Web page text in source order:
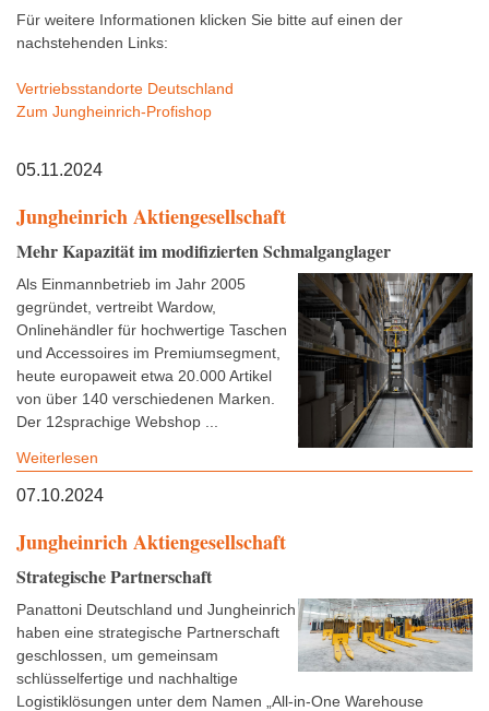
Für weitere Informationen klicken Sie bitte auf einen der
nachstehenden Links:
Vertriebsstandorte Deutschland
Zum Jungheinrich-Profishop
05.11.2024
Jungheinrich Aktiengesellschaft
Mehr Kapazität im modifizierten Schmalganglager
Als Einmannbetrieb im Jahr 2005
gegründet, vertreibt Wardow,
Onlinehändler für hochwertige Taschen
und Accessoires im Premiumsegment,
heute europaweit etwa 20.000 Artikel
von über 140 verschiedenen Marken.
Der 12sprachige Webshop ...
Weiterlesen
07.10.2024
Jungheinrich Aktiengesellschaft
Strategische Partnerschaft
Panattoni Deutschland und Jungheinrich
haben eine strategische Partnerschaft
geschlossen, um gemeinsam
schlüsselfertige und nachhaltige
Logistiklösungen unter dem Namen „All-in-One Warehouse